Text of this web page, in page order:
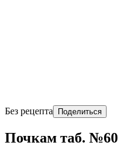
Без рецепта Поделиться
Почкам таб. №60